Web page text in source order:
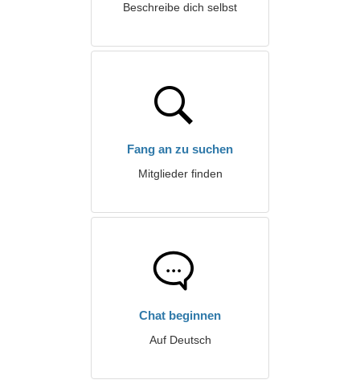
Beschreibe dich selbst
Fang an zu suchen
Mitglieder finden
Chat beginnen
Auf Deutsch